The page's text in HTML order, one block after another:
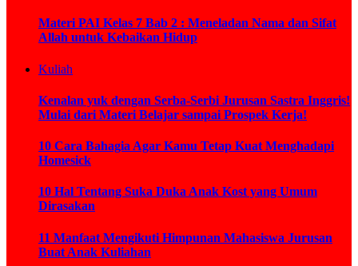
Materi PAI Kelas 7 Bab 2 : Meneladan Nama dan Sifat
Allah untuk Kebaikan Hidup
Kuliah
Kenalan yuk dengan Serba-Serbi Jurusan Sastra Inggris!
Mulai dari Materi Belajar sampai Prospek Kerja!
10 Cara Bahagia Agar Kamu Tetap Kuat Menghadapi
Homesick
10 Hal Tentang Suka Duka Anak Kost yang Umum
Dirasakan
11 Manfaat Mengikuti Himpunan Mahasiswa Jurusan
Buat Anak Kuliahan